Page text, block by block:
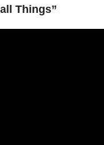
Things”